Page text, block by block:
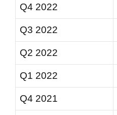
Q4 2022
Q3 2022
Q2 2022
Q1 2022
Q4 2021